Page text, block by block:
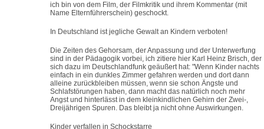
ich bin von dem Film, der Filmkritik und ihrem Kommentar (mit
Name Elternführerschein) geschockt.
In Deutschland ist jegliche Gewalt an Kindern verboten!
Die Zeiten des Gehorsam, der Anpassung und der Unterwerfung
sind in der Pädagogik vorbei, ich zitiere hier Karl Heinz Brisch, der
sich dazu im Deutschlandfunk geäußert hat: "Wenn Kinder nachts
einfach in ein dunkles Zimmer gefahren werden und dort dann
alleine zurückbleiben müssen, wenn sie schon Ängste und
Schlafstörungen haben, dann macht das natürlich noch mehr
Angst und hinterlässt in dem kleinkindlichen Gehirn der Zwei-,
Dreijährigen Spuren. Das bleibt ja nicht ohne Auswirkungen.
Kinder verfallen in Schockstarre